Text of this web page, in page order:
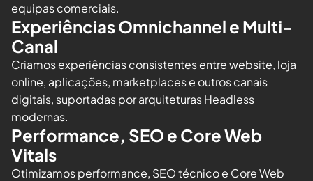
equipas comerciais.
Experiências Omnichannel e Multi-
Canal
Criamos experiências consistentes entre website, loja
online, aplicações, marketplaces e outros canais
digitais, suportadas por arquiteturas Headless
modernas.
Performance, SEO e Core Web
Vitals
Otimizamos performance, SEO técnico e Core Web